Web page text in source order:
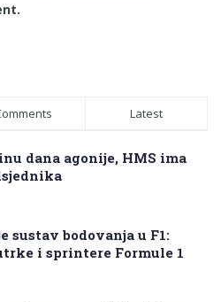
Latest
dana agonije, HMS ima
sustav bodovanja u F1:
i sprintere Formule 1